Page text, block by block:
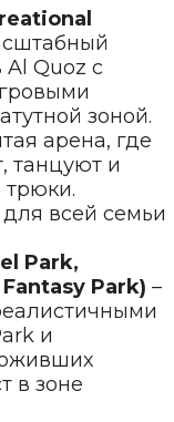
Quoz с
зоной.
арена, где
танцуют и
трюки.
всей семьи
Park,
Park) –
и
в зоне